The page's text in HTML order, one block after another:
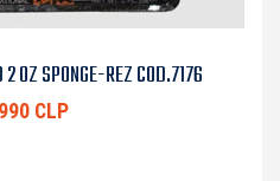
OZ SPONGE-REZ COD.7176
CLP